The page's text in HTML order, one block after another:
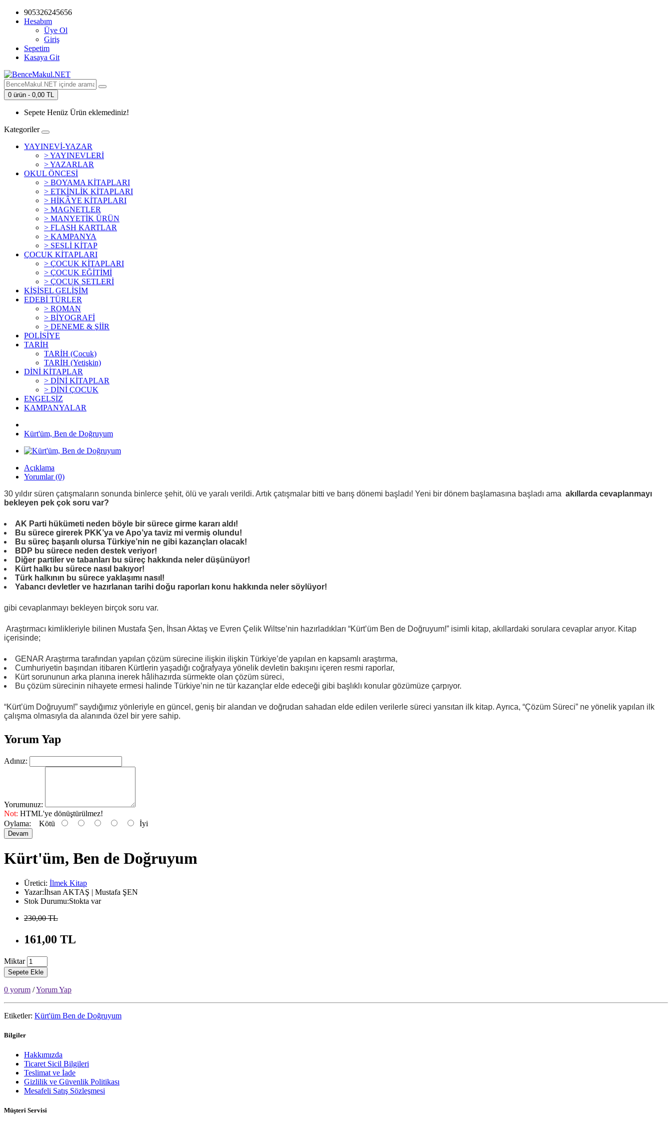
905326245656
Hesabım
Üye Ol
Giriş
Sepetim
Kasaya Git
0 ürün - 0,00 TL
Sepete Henüz Ürün eklemediniz!
Kategoriler
YAYINEVİ-YAZAR
> YAYINEVLERİ
> YAZARLAR
OKUL ÖNCESİ
> BOYAMA KİTAPLARI
> ETKİNLİK KİTAPLARI
> HİKÂYE KİTAPLARI
> MAGNETLER
> MANYETİK ÜRÜN
> FLASH KARTLAR
> KAMPANYA
> SESLİ KİTAP
ÇOCUK KİTAPLARI
> ÇOCUK KİTAPLARI
> ÇOCUK EĞİTİMİ
> ÇOCUK SETLERİ
KİŞİSEL GELİŞİM
EDEBİ TÜRLER
> ROMAN
> BİYOGRAFİ
> DENEME & ŞİİR
POLİSİYE
TARİH
TARİH (Çocuk)
TARİH (Yetişkin)
DİNİ KİTAPLAR
> DİNİ KİTAPLAR
> DİNİ ÇOCUK
ENGELSİZ
KAMPANYALAR
Kürt'üm, Ben de Doğruyum
Açıklama
Yorumlar (0)
30 yıldır süren çatışmaların sonunda binlerce şehit, ölü ve yaralı verildi. Artık çatışmalar bitti ve barış dönemi başladı! Yeni bir dönem başlamasına başladı ama akıllarda cevaplanmayı
bekleyen pek çok soru var?
AK Parti hükümeti neden böyle bir sürece girme kararı aldı!
Bu sürece girerek PKK’ya ve Apo’ya taviz mi vermiş olundu!
Bu süreç başarılı olursa Türkiye’nin ne gibi kazançları olacak!
BDP bu sürece neden destek veriyor!
Diğer partiler ve tabanları bu süreç hakkında neler düşünüyor!
Kürt halkı bu sürece nasıl bakıyor!
Türk halkının bu sürece yaklaşımı nasıl!
Yabancı devletler ve hazırlanan tarihi doğu raporları konu hakkında neler söylüyor!
gibi cevaplanmayı bekleyen birçok soru var.
Araştırmacı kimlikleriyle bilinen Mustafa Şen, İhsan Aktaş ve Evren Çelik Wiltse’nin hazırladıkları “Kürt’üm Ben de Doğruyum!” isimli kitap, akıllardaki sorulara cevaplar arıyor. Kitap
içerisinde;
GENAR Araştırma tarafından yapılan çözüm sürecine ilişkin ilişkin Türkiye’de yapılan en kapsamlı araştırma,
Cumhuriyetin başından itibaren Kürtlerin yaşadığı coğrafyaya yönelik devletin bakışını içeren resmi raporlar,
Kürt sorununun arka planına inerek hâlihazırda sürmekte olan çözüm süreci,
Bu çözüm sürecinin nihayete ermesi halinde Türkiye’nin ne tür kazançlar elde edeceği gibi başlıklı konular gözümüze çarpıyor.
“Kürt’üm Doğruyum!” saydığımız yönleriyle en güncel, geniş bir alandan ve doğrudan sahadan elde edilen verilerle süreci yansıtan ilk kitap. Ayrıca, “Çözüm Süreci” ne yönelik yapılan ilk
çalışma olmasıyla da alanında özel bir yere sahip.
Yorum Yap
Adınız:
Yorumunuz:
Not: HTML'ye dönüştürülmez!
Oylama: Kötü İyi
Devam
Kürt'üm, Ben de Doğruyum
Üretici: İlmek Kitap
Yazar:İhsan AKTAŞ | Mustafa ŞEN
Stok Durumu:Stokta var
230,00 TL
161,00 TL
Miktar
Sepete Ekle
0 yorum /Yorum Yap
Etiketler: Kürt'üm Ben de Doğruyum
Bilgiler
Hakkımızda
Ticaret Sicil Bilgileri
Teslimat ve İade
Gizlilik ve Güvenlik Politikası
Mesafeli Satış Sözleşmesi
Müşteri Servisi